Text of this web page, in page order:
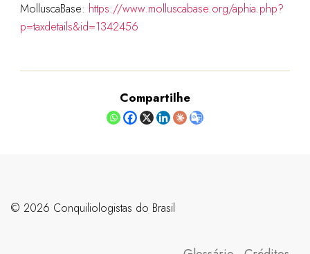
MolluscaBase: https://www.molluscabase.org/aphia.php?
p=taxdetails&id=1342456
Compartilhe
©️ 2026 Conquiliologistas do Brasil